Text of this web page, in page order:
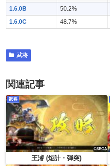
1.6.0B
50.2%
1.6.0C 48.7%
武将
関連記事
武将
王濬 (短計・弾突)